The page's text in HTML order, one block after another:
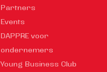
Partners
Events
DAPPRE voor
ondernemers
Young Business Club